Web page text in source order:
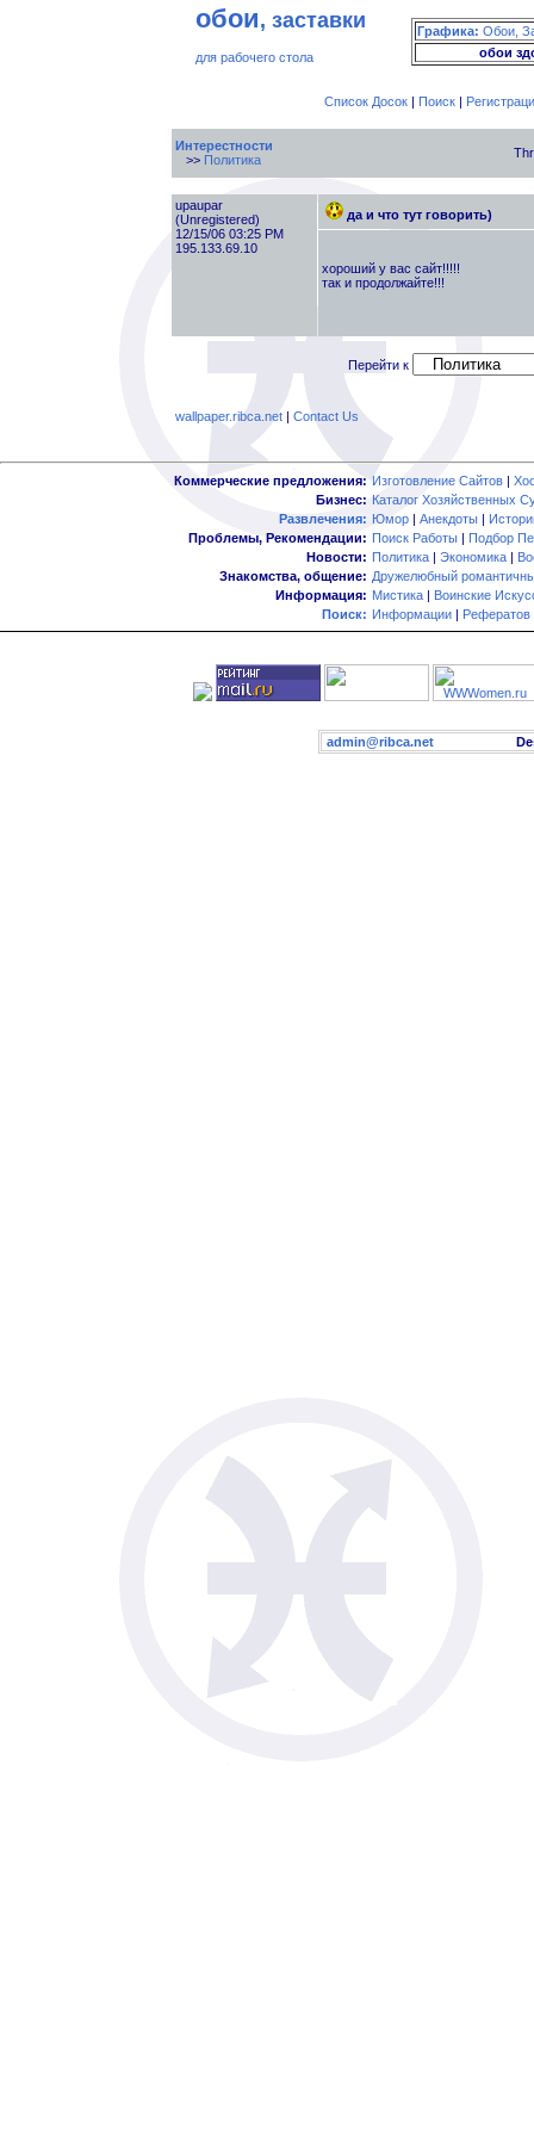
обои, заставки
для рабочего стола
Графика: Обои,
обои
Список Досок| Поиск|
Интерестности
>> Политика
upaupar
(Unregistered)
12/15/06 03:25 PM
195.133.69.10
да и что тут говорить)
хороший у вас сайт!!!!!
так и продолжайте!!!
Перейти к
wallpaper.ribca.net| Contact Us
Коммерческие предложения: Изготовление Сайтов |
Бизнес: Каталог Хозяйственных
Развлечения: Юмор | Анекдоты |
Проблемы, Рекомендации: Поиск Работы | Подбор
Новости: Политика | Экономика |
Знакомства, общение: Дружелюбный
Информация: Мистика | Воинские
Поиск: Информации | Рефератов
admin@ribca.net